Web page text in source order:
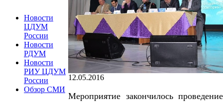
Новости
ЦДУМ
России
Новости
РДУМ
Новости
РИУ ЦДУМ
России
Обзор СМИ
12.05.2016
Мероприятие закончилось